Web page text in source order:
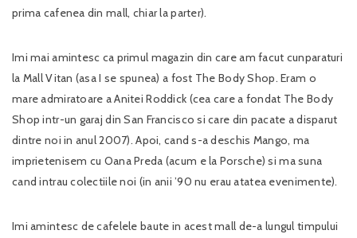
prima cafenea din mall, chiar la parter).
Imi mai amintesc ca primul magazin din care am facut cunparaturi
la Mall Vitan (asa I se spunea) a fost The Body Shop. Eram o
mare admiratoare a Anitei Roddick (cea care a fondat The Body
Shop intr-un garaj din San Francisco si care din pacate a disparut
dintre noi in anul 2007). Apoi, cand s-a deschis Mango, ma
imprietenisem cu Oana Preda (acum e la Porsche) si ma suna
cand intrau colectiile noi (in anii ’90 nu erau atatea evenimente).
Imi amintesc de cafelele baute in acest mall de-a lungul timpului